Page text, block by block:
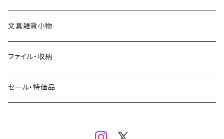
ミモザ
お花・フラワー・グリーン・植物
eric
SAIEN
田村美紀
パピアプラッツ（作家もの）
eric
浅野みどり
西淑
パン・ブレッド
カフェ
コーヒー・飲み物・クリームソーダ
文具雑貨小物
ファイル・収納
セール・特価品